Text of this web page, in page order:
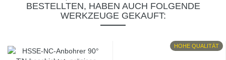
BESTELLTEN, HABEN AUCH FOLGENDE
WERKZEUGE GEKAUFT:
HOHE QUALITÄT